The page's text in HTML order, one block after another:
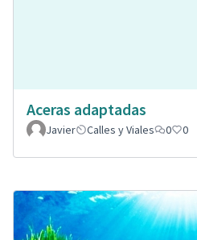
Aceras adaptadas
Javier
Calles y Viales 0 0